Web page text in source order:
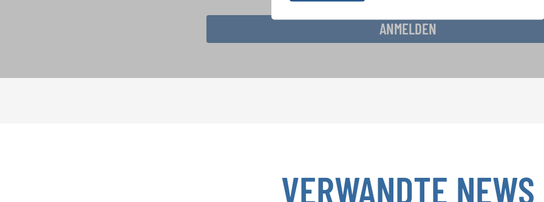
ANMELDEN
VERWANDTE NEWS